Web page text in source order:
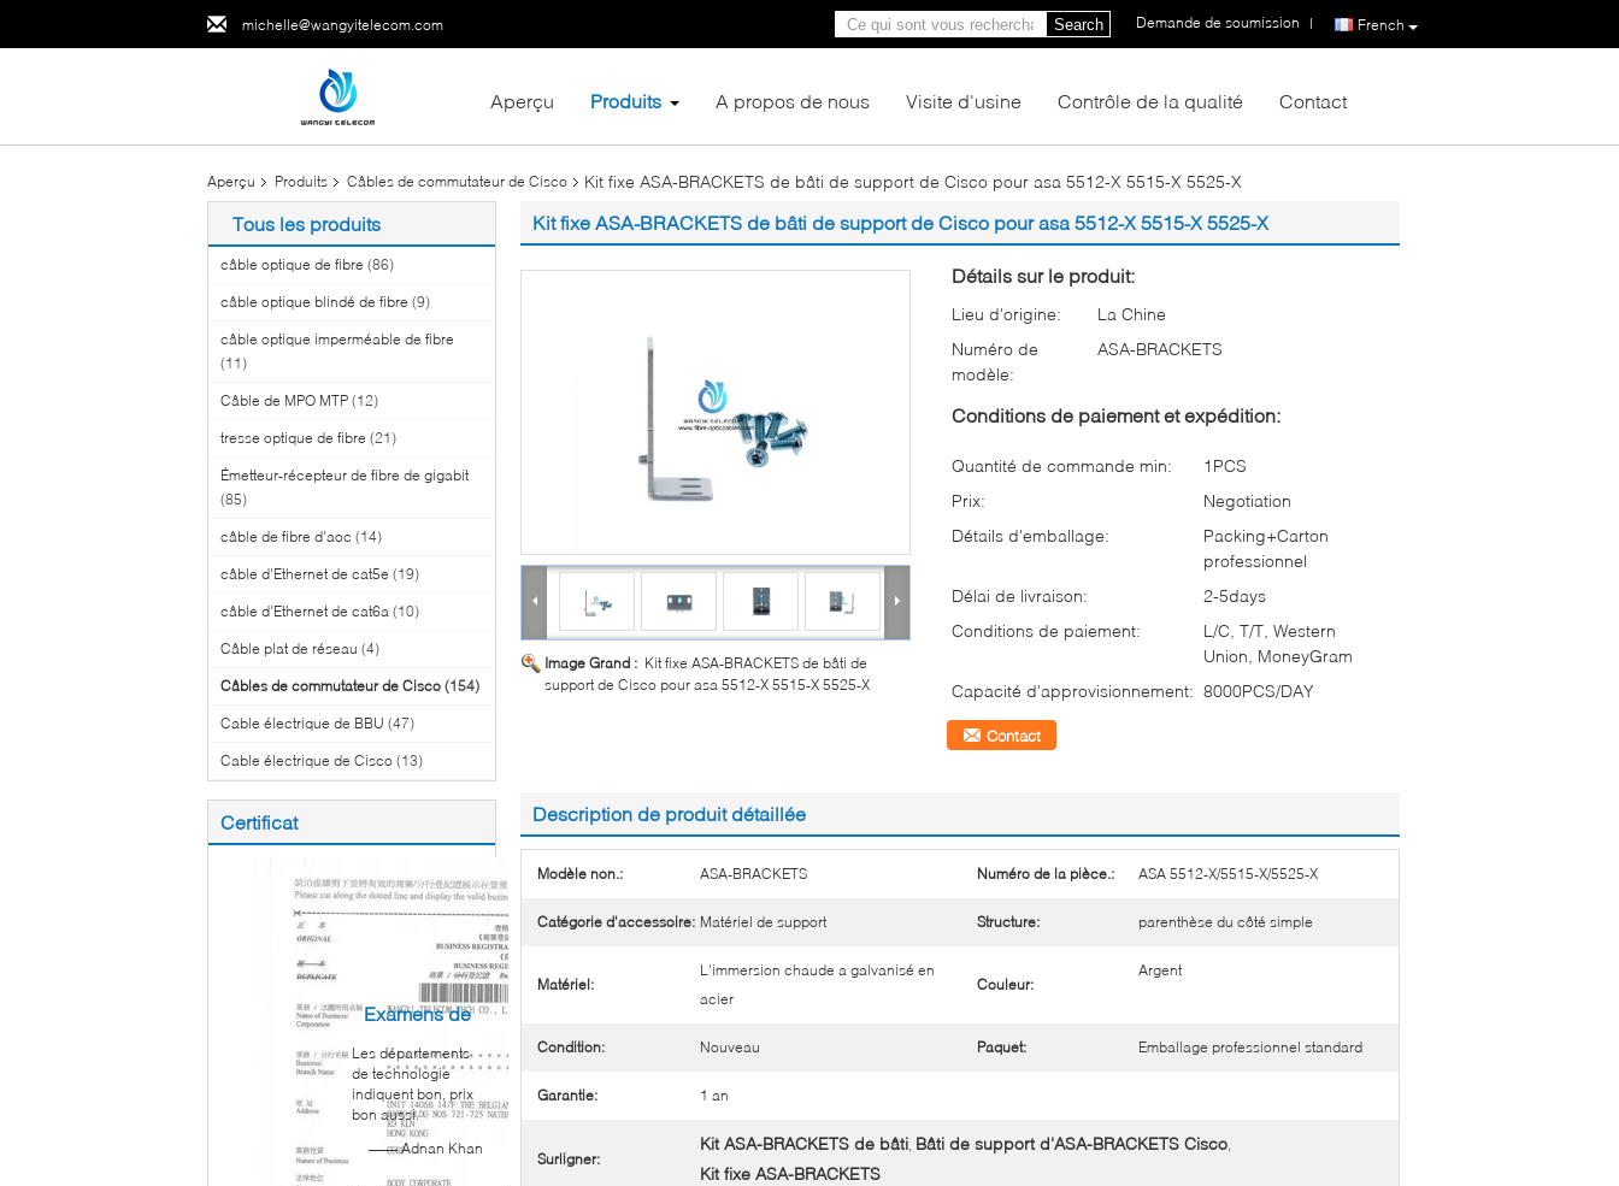
michelle@wangyitelecom.com French
Demande de soumission |
Search
Aperçu Produits A propos de nous Visite d'usine Contrôle de la qualité Contact
Aperçu Produits Câbles de commutateur de Cisco Kit fixe ASA-BRACKETS de bâti de support de Cisco pour asa 5512-X 5515-X 5525-X
Tous les produits
câble optique de fibre (86)
câble optique blindé de fibre (9)
câble optique imperméable de fibre
(11)
Câble de MPO MTP (12)
tresse optique de fibre (21)
Émetteur-récepteur de fibre de gigabit
(85)
câble de fibre d'aoc (14)
câble d'Ethernet de cat5e (19)
câble d'Ethernet de cat6a (10)
Câble plat de réseau (4)
Câbles de commutateur de Cisco (154)
Cable électrique de BBU (47)
Cable électrique de Cisco (13)
Certificat
Examens de
client
Les départements
de technologie
indiquent bon, prix
bon aussi.
—— Adnan Khan
Kit fixe ASA-BRACKETS de bâti de support de Cisco pour asa 5512-X 5515-X 5525-X
Image Grand : Kit fixe ASA-BRACKETS de bâti de
support de Cisco pour asa 5512-X 5515-X 5525-X
Détails sur le produit:
Lieu d'origine:
La Chine
Numéro de
modèle:
ASA-BRACKETS
Conditions de paiement et expédition:
Quantité de commande min:
1PCS
Prix:
Negotiation
Détails d'emballage:
Packing+Carton
professionnel
Délai de livraison:
2-5days
Conditions de paiement:
L/C, T/T, Western
Union, MoneyGram
Capacité d'approvisionnement: 8000PCS/DAY
Contact
Description de produit détaillée
Modèle non.: ASA-BRACKETS Numéro de la pièce.: ASA 5512-X/5515-X/5525-X
Catégorie d'accessoire: Matériel de support Structure: parenthèse du côté simple
Matériel:
L'immersion chaude a galvanisé en
acier
Couleur:
Argent
Condition: Nouveau Paquet: Emballage professionnel standard
Garantie: 1 an
Surligner:
Kit ASA-BRACKETS de bâti, Bâti de support d'ASA-BRACKETS Cisco,
Kit fixe ASA-BRACKETS